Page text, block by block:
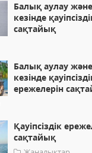
Балық аулау
кезінде
сақтайық
Балық аулау
кезінде
ережелерін
Қауіпсіздік
сақтайық